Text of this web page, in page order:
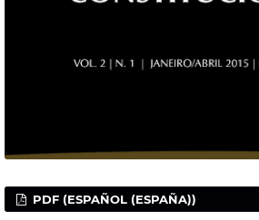
PDF (ESPAÑOL (ESPAÑA))